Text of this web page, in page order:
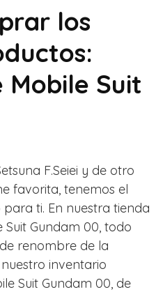
los
Mobile Suit
F.Seiei y de otro
favorita, tenemos el
ti. En nuestra tienda
Gundam 00, todo
renombre de la
inventario
Suit Gundam 00, de